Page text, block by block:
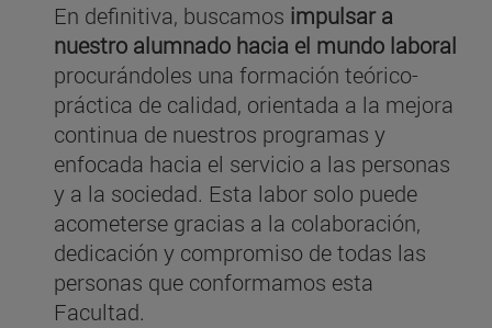
En definitiva, buscamos impulsar a
nuestro alumnado hacia el mundo laboral
procurándoles una formación teórico-
práctica de calidad, orientada a la mejora
continua de nuestros programas y
enfocada hacia el servicio a las personas
y a la sociedad. Esta labor solo puede
acometerse gracias a la colaboración,
dedicación y compromiso de todas las
personas que conformamos esta
Facultad.